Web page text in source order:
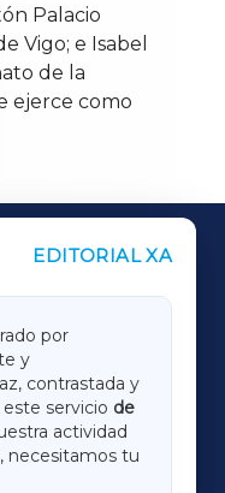
Palacio
Vigo; e Isabel
de la
ejerce como
EDITORIAL XA
por
y
contrastada y
servicio de
actividad
necesitamos tu